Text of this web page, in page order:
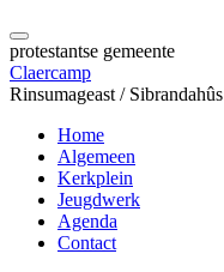
protestantse gemeente
Claercamp
Rinsumageast / Sibrandahûs
Home
Algemeen
Kerkplein
Jeugdwerk
Agenda
Contact